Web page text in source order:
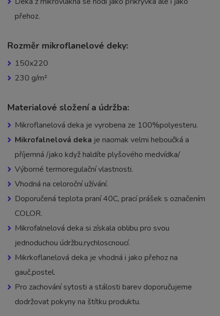
přehoz.
Rozměr mikroflanelové deky:
150x220
230 g/m²
Materialové složení a údržba:
Mikroflanelová deka je vyrobena ze 100%polyesteru.
Mikrofalnelová deka je naomak velmi heboučká a
příjemná /jako když haldíte plyšového medvídka/
Výborné termoregulační vlastnosti.
Vhodná na celoroční užívání.
Doporučená teplota praní 40C, prací prášek s označením
COLOR.
Mikrofalnelová deka si získala oblibu pro svou
jednoduchou údržbu,rychloscnoucí.
Mikrkoflanelová deka je vhodná i jako přehoz na
gauč,postel.
Pro zachování sytosti a stálosti barev doporučujeme
dodržovat pokyny na štítku produktu.